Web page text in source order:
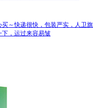
～快递很快，包装严实，人卫旗
，运过来容易皱